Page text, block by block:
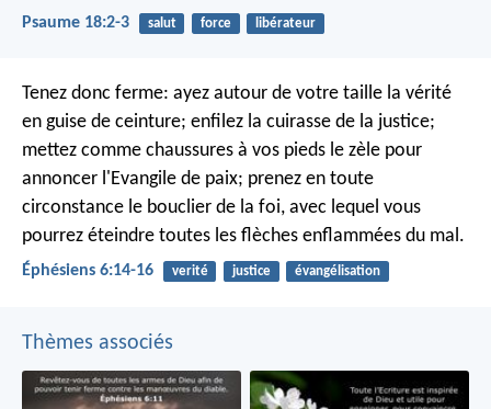
Psaume 18:2-3 salut force libérateur
Tenez donc ferme: ayez autour de votre taille la vérité
en guise de ceinture; enfilez la cuirasse de la justice;
mettez comme chaussures à vos pieds le zèle pour
annoncer l'Evangile de paix; prenez en toute
circonstance le bouclier de la foi, avec lequel vous
pourrez éteindre toutes les flèches enflammées du mal.
Éphésiens 6:14-16 verité justice évangélisation
Thèmes associés